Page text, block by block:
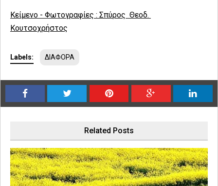
Κείμενο - Φωτογραφίες : Σπύρος Θεοδ.
Κουτσοχρήστος
Labels: ΔΙΑΦΟΡΑ
Related Posts